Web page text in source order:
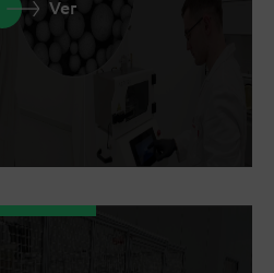
Ver